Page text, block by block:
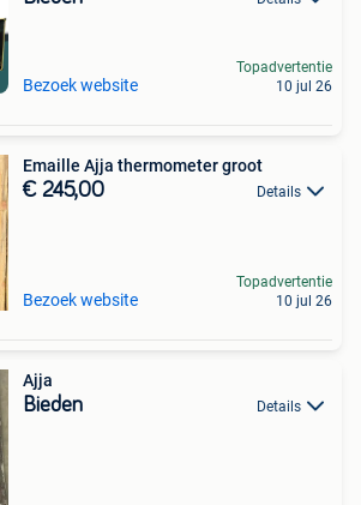
Bezoek website
Topadvertentie
10 jul 26
Emaille Ajja thermometer groot
€ 245,00 Details
Bezoek website
Topadvertentie
10 jul 26
Ajja
Bieden Details